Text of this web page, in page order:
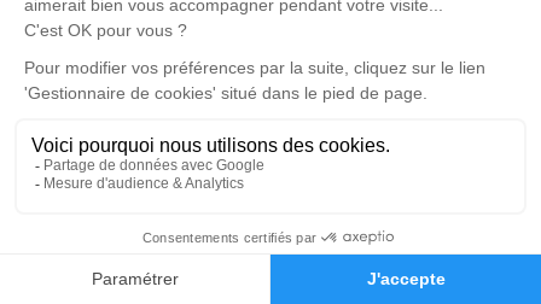
Faire-part Hommages
Sonia voulait son propre espace souvenir et ne pas
avoir d'arbres plantés un peu partout. Alors ne pas
utiliser "je plante un arbre" et utiliser plutôt le lien
ci-dessus, merci pour elle.
Je rends hommage